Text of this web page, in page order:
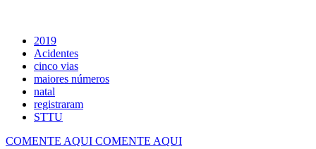
2019
Acidentes
cinco vias
maiores números
natal
registraram
STTU
COMENTE AQUI COMENTE AQUI